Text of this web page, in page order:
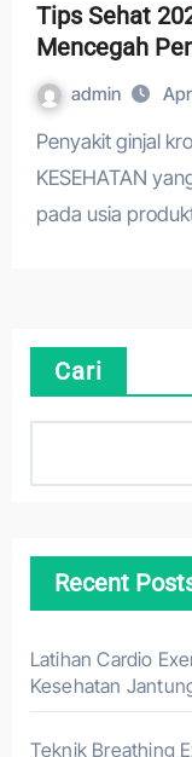
Tips Sehat
Mencegah
admin
Penyakit ginjal kronis menjadi salah satu masalah
KESEHATAN
pada usia
Cari
Recent
Latihan Cardio
Kesehatan
Teknik Breathing